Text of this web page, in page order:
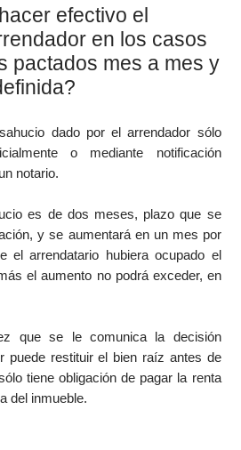
efectivo el
en los casos
pactados mes a mes y
dado por el arrendador sólo
o mediante notificación
notario.
es de dos meses, plazo que se
y se aumentará en un mes por
el arrendatario hubiera ocupado el
el aumento no podrá exceder, en
que se le comunica la decisión
puede restituir el bien raíz antes de
tiene obligación de pagar la renta
del inmueble.